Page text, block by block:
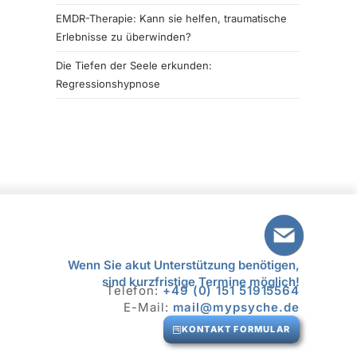
EMDR-Therapie: Kann sie helfen, traumatische
Erlebnisse zu überwinden?
Die Tiefen der Seele erkunden:
Regressionshypnose
Wenn Sie akut Unterstützung benötigen,
sind kurzfristige Termine möglich!
Telefon:+49 (0) 151 51915564
E-Mail: mail@mypsyche.de
KONTAKT FORMULAR